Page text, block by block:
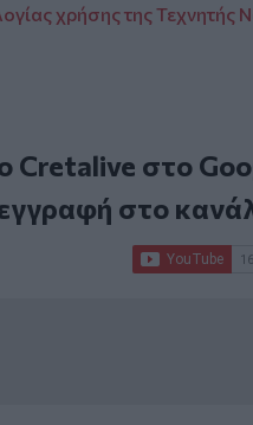
χρήσης της
Cretalive στο
στο